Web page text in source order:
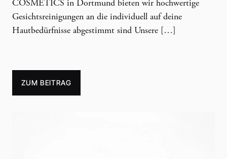
COSMETICS in Dortmund bieten wir hochwertige
Gesichtsreinigungen an die individuell auf deine
Hautbedürfnisse abgestimmt sind Unsere […]
ZUM BEITRAG